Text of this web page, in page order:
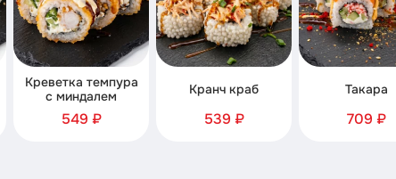
Креветка темпура
с миндалем
549 ₽
Кранч краб
539 ₽
Такара
709 ₽